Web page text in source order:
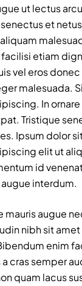
ut lectus
et
facilisi etiam
vel eros
malesuada.
In ornare
Tristique
Ipsum dolor
elit ut
id
interdum.
mauris augue
nibh sit
enim
cras semper
quam lacus